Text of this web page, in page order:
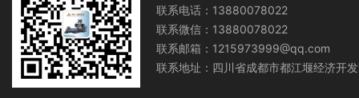
联系电话：13880078022
联系微信：13880078022
联系邮箱：1215973999@qq.com
联系地址：四川省成都市都江堰经济开